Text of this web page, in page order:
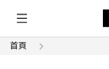
首頁